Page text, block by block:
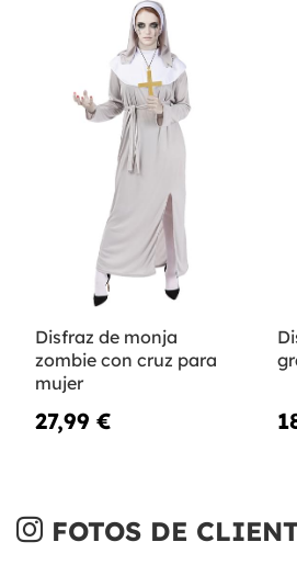
Disfraz de monja
zombie con cruz para
mujer
27,99 €
FOTOS DE